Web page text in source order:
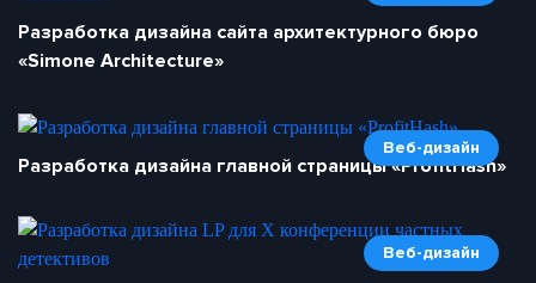
Разработка дизайна сайта архитектурного бюро
«Simone Architecture»
Веб-дизайн
Разработка дизайна главной страницы «ProfitHash»
Веб-дизайн